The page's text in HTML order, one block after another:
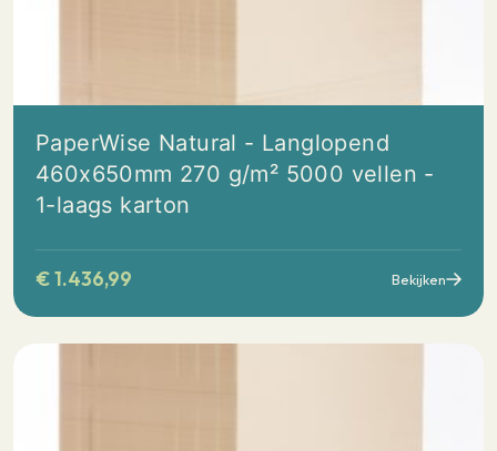
PaperWise Natural - Langlopend
460x650mm 270 g/m² 5000 vellen -
1-laags karton
€1.436,99 Bekijken